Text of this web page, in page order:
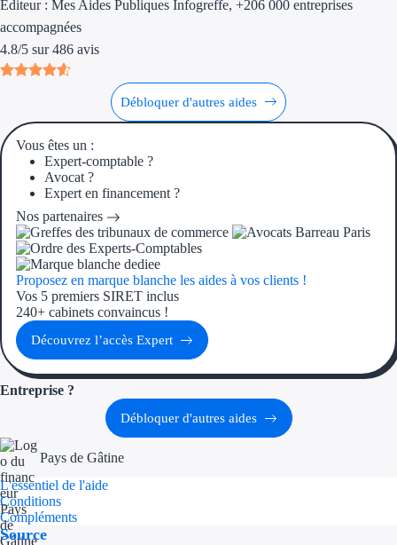
Blog
Contactez-nous
Éditeur : Mes Aides Publiques Infogreffe, +206 000 entreprises
accompagnées
4.8/5 sur 486 avis
Débloquer d'autres aides
Vous êtes un :
Expert-comptable ?
Avocat ?
Expert en financement ?
Nos partenaires
Proposez en marque blanche les aides à vos clients !
Vos 5 premiers SIRET inclus
240+ cabinets convaincus !
Découvrez l’accès Expert
Entreprise ?
Débloquer d'autres aides
Pays de Gâtine
L'essentiel de l'aide
Conditions
Compléments
Source